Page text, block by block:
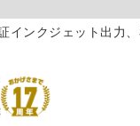
インクジェット出力